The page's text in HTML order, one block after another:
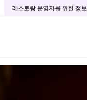
레스토랑 운영자를 위한 정보